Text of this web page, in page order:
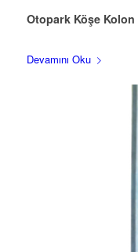
Otopark Köşe
Devamını Oku